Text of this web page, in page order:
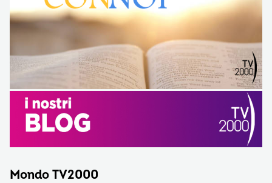
Mondo TV2000